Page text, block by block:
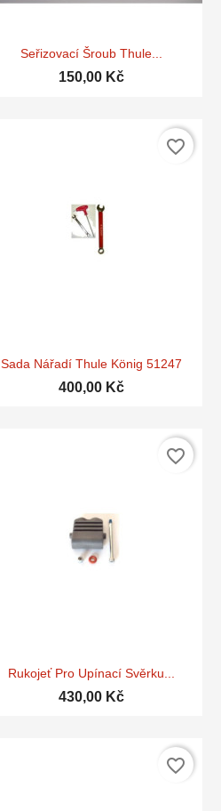
Rychlý náhled
Seřizovací Šroub Thule...
150,00 Kč
Rychlý náhled
Sada Nářadí Thule König 51247
400,00 Kč
favorite_border
 Rychlý náhled
Rukojeť Pro Upínací Svěrku...
430,00 Kč
favorite_border
favorite_border